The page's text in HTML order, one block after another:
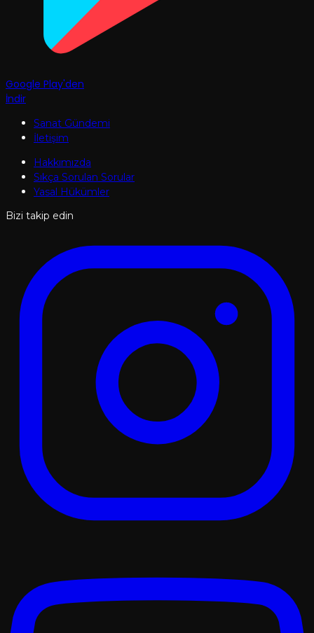
Google Play'den
İndir
Sanat Gündemi
İletişim
Hakkımızda
Sıkça Sorulan Sorular
Yasal Hükümler
Bizi takip edin